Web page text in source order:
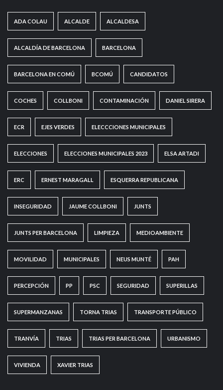
ADA COLAU ALCALDE ALCALDESA
ALCALDÍA DE BARCELONA BARCELONA
BARCELONA EN COMÚ BCOMÚ CANDIDATOS
COCHES COLLBONI CONTAMINACIÓN DANIEL SIRERA
ECR EJES VERDES ELECCCIONES MUNICIPALES
ELECCIONES ELECCIONES MUNICIPALES 2023 ELSA ARTADI
ERC ERNEST MARAGALL ESQUERRA REPUBLICANA
INSEGURIDAD JAUME COLLBONI JUNTS
JUNTS PER BARCELONA LIMPIEZA MEDIOAMBIENTE
MOVILIDAD MUNICIPALES NEUS MUNTÉ PAH
PERCEPCIÓN PP PSC SEGURIDAD SUPERILLAS
SUPERMANZANAS TORNA TRIAS TRANSPORTE PÚBLICO
TRANVÍA TRIAS TRIAS PER BARCELONA URBANISMO
VIVIENDA XAVIER TRIAS